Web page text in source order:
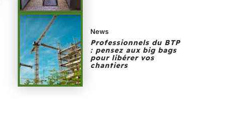
News
Professionnels du BTP
: pensez aux big bags
pour libérer vos
chantiers